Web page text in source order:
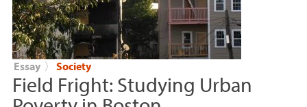
Essay 〉 Society
Field Fright: Studying Urban